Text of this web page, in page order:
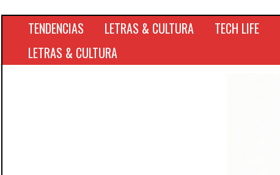
TENDENCIAS LETRAS & CULTURA TECH LIFE
LETRAS & CULTURA